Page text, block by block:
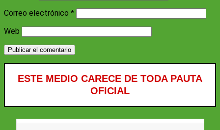
Correo electrónico *
Web
ESTE MEDIO CARECE DE TODA PAUTA
OFICIAL